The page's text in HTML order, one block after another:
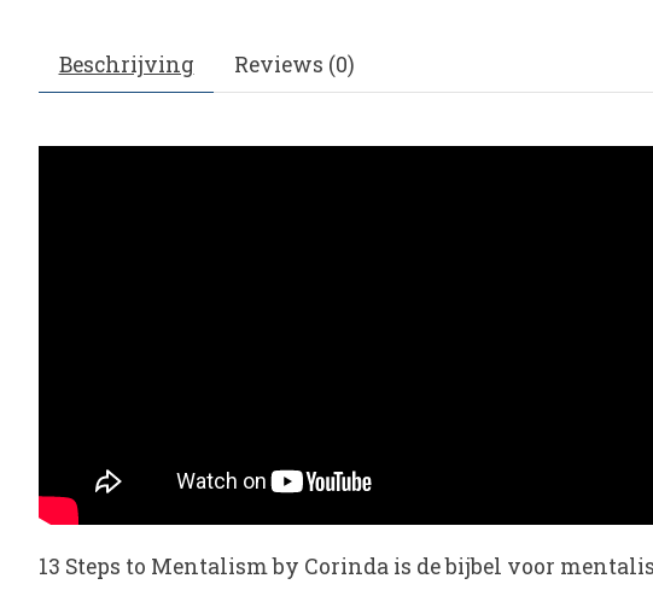
Beschrijving Reviews (0)
13 Steps to Mentalism by Corinda is de bijbel voor